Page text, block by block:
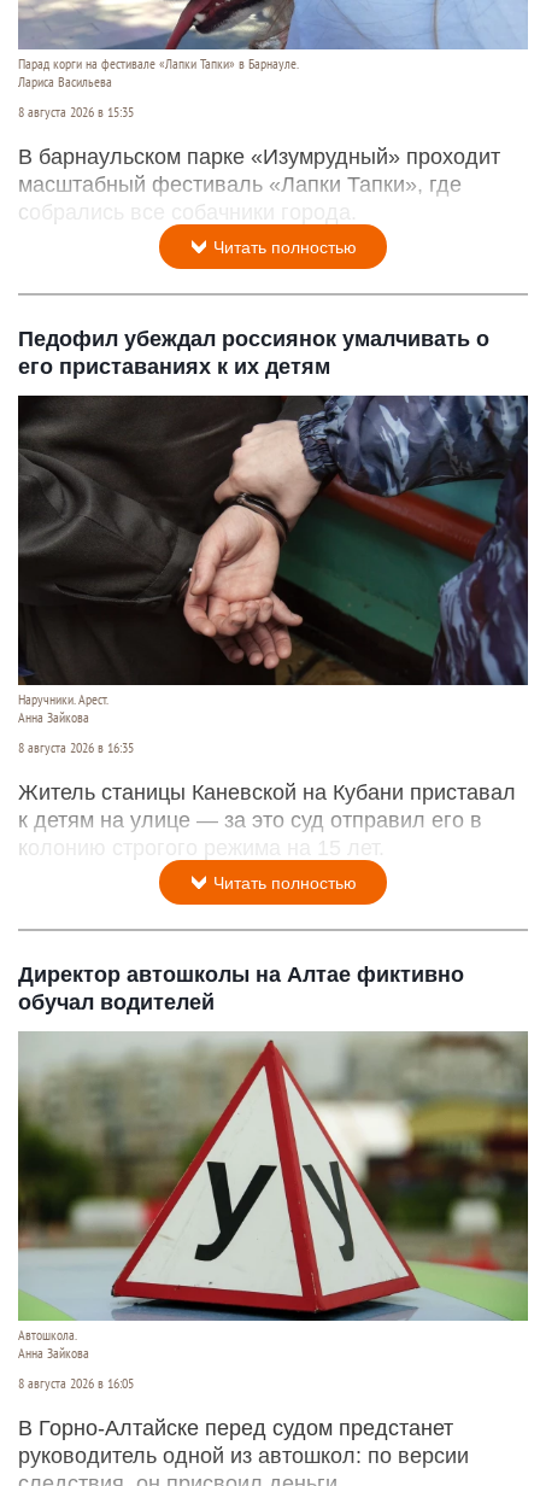
Парад корги на фестивале «Лапки Тапки» в Барнауле.
Лариса Васильева
8 августа 2026 в 15:35
В барнаульском парке «Изумрудный» проходит
масштабный фестиваль «Лапки Тапки», где
собрались все собачники города.
Читать полностью
Педофил убеждал россиянок умалчивать о
его приставаниях к их детям
Наручники. Арест.
Анна Зайкова
8 августа 2026 в 16:35
Житель станицы Каневской на Кубани приставал
к детям на улице — за это суд отправил его в
колонию строгого режима на 15 лет.
Читать полностью
Директор автошколы на Алтае фиктивно
обучал водителей
Автошкола.
Анна Зайкова
8 августа 2026 в 16:05
В Горно-Алтайске перед судом предстанет
руководитель одной из автошкол: по версии